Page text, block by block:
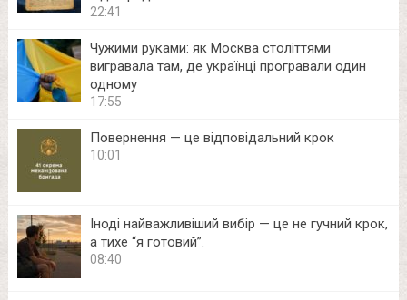
22:41
Чужими руками: як Москва століттями
вигравала там, де українці програвали один
одному
17:55
Повернення — це відповідальний крок
10:01
Іноді найважливіший вибір — це не гучний крок,
а тихе “я готовий”.
08:40